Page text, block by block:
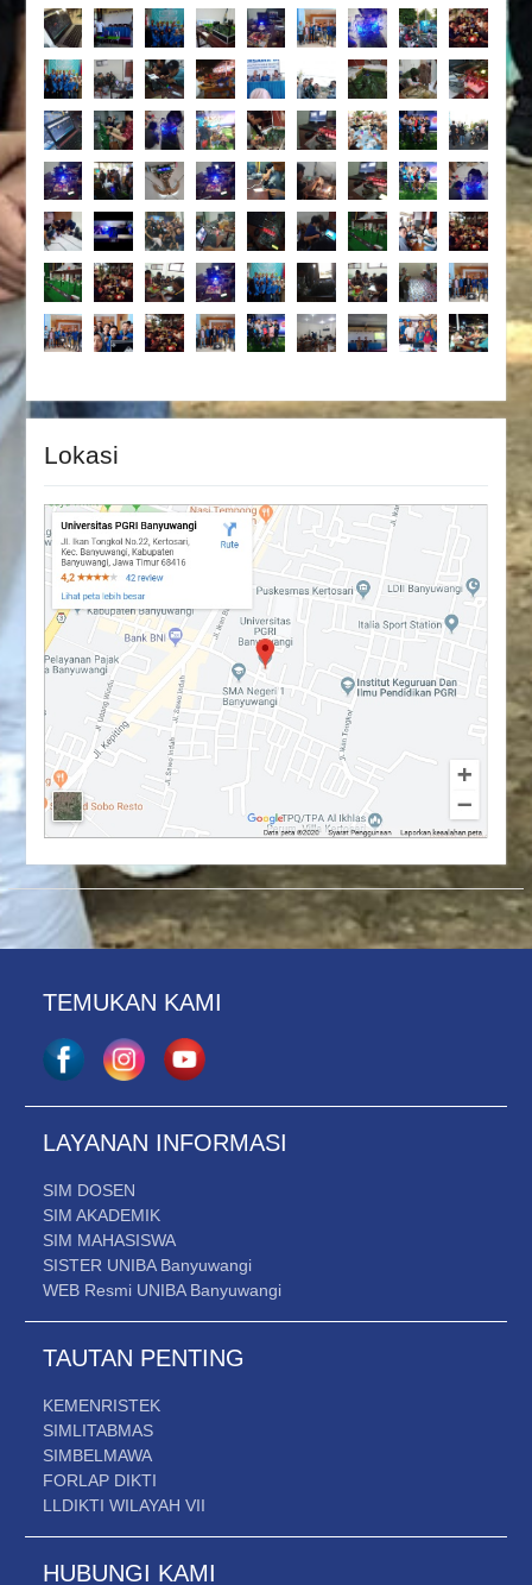
Lokasi
TEMUKAN KAMI
LAYANAN INFORMASI
SIM DOSEN
SIM AKADEMIK
SIM MAHASISWA
SISTER UNIBA Banyuwangi
WEB Resmi UNIBA Banyuwangi
TAUTAN PENTING
KEMENRISTEK
SIMLITABMAS
SIMBELMAWA
FORLAP DIKTI
LLDIKTI WILAYAH VII
HUBUNGI KAMI